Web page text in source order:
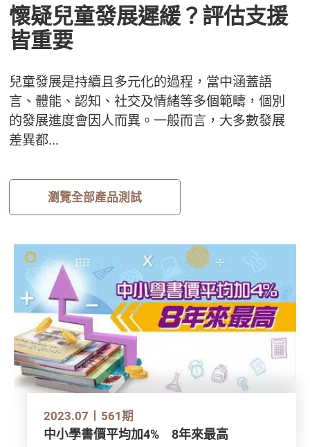
懷疑兒童發展遲緩？評估支援
皆重要
兒童發展是持續且多元化的過程，當中涵蓋語
言、體能、認知、社交及情緒等多個範疇，個別
的發展進度會因人而異。一般而言，大多數發展
差異都...
瀏覽全部產品測試
2023.07 561期
中小學書價平均加4% 8年來最高